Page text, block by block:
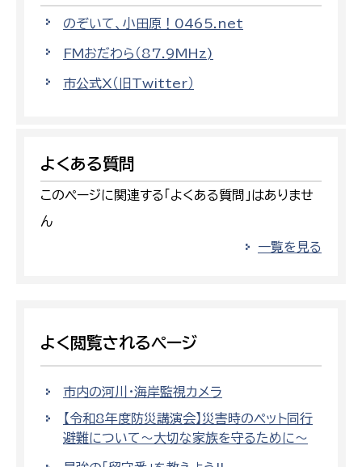
のぞいて、小田原！0465.net
FMおだわら（87.9MHz)
市公式X（旧Twitter）
よくある質問
このページに関連する「よくある質問」はありませ
ん
一覧を見る
よく閲覧されるページ
市内の河川・海岸監視カメラ
【令和8年度防災講演会】災害時のペット同行
避難について～大切な家族を守るために～